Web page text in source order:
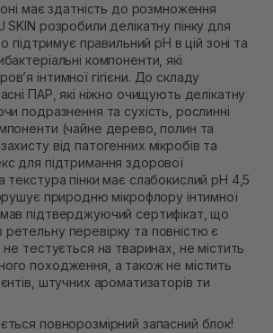
Рівне, вул. Кулика і Гудачека 23 (ТЦ
має здатність до розмноження
SKIN розробили делікатну пінку для
підтримує правильний рН в цій зоні та
компоненти, які
інтимної гігієни. До складу
ПАР, які ніжно очищують делікатну
подразнення та сухість, рослинні
(чайне дерево, полин та
від патогенних мікробів та
для підтримання здорової
текстура пінки має слабокислий рН 4,5
природню мікрофлору інтимної
підтверджуючий сертифікат, що
перевірку та повністю є
не тестується на тваринах, не містить
походження, а також не містить
штучних ароматизаторів ти
повнорозмірний запасний блок!